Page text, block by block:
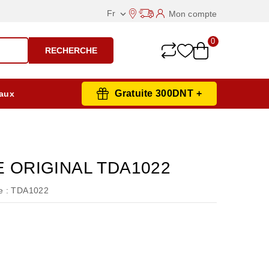
Fr  Mon compte
RECHERCHE
0
Gratuite 300DNT +
ORIGINAL TDA1022
: TDA1022